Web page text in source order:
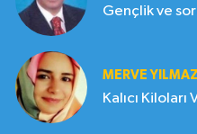
MERVE YILMAZ
Kalıcı